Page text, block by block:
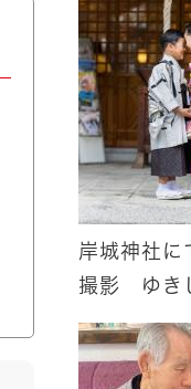
岸城神社
撮影 ゆき